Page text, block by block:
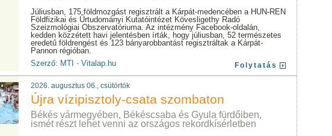
Júliusban, 175 földmozgást regisztrált a Kárpát-medencében a HUN-REN
Földfizikai és Űrtudományi Kutatóintézet Kövesligethy Radó
Szeizmológiai Obszervatóriuma. Az intézmény Facebook-oldalán,
kedden közzétett havi jelentésben írták, hogy júliusban, 52 természetes
eredetű földrengést és 123 bányarobbantást regisztráltak a Kárpát-
Pannon régióban.
Szerző: MTI - Vitalap.hu
Folytatás
2026. augusztus 06., csütörtök
Újra vízipisztoly-csata szombaton
Békés vármegyében, Békéscsaba és Gyula fürdőiben,
ismét részt lehet venni az országos rekordkísérletben